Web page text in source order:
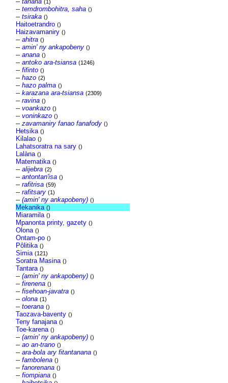
(1)
-- temdrombohitra, saha ()
-- tsiraka ()
Haitoetrandro ()
Haizavamaniry ()
-- ahitra ()
-- amin' ny ankapobeny ()
-- anana ()
-- antoko ara-tsiansa (1246)
-- fifinto ()
-- hazo (2)
-- hazo palma ()
-- karazana ara-tsiansa (2309)
-- ravina ()
-- voankazo ()
-- voninkazo ()
-- zavamaniry fanao fanafody ()
Hetsika ()
Kilalao ()
Lahatsoratra na sary ()
Lalàna ()
Matematika ()
-- alijebra (2)
-- antontan'isa ()
-- rafitrisa (59)
-- rafitsary (1)
-- (amin' ny ankapobeny) ()
Mekanika ()
Miaramila ()
Mpanonta printy, gazety ()
Olona ()
Ontam-po ()
Pôlitika ()
Simia (121)
Soratra Masina ()
Tantara ()
-- (amin' ny ankapobeny) ()
-- firenena ()
-- fisehoan-javatra ()
-- olona (1)
-- toerana ()
Taozava-baventy ()
Teny fanajana ()
Toe-karena ()
-- (amin' ny ankapobeny) ()
-- ao an-trano ()
-- ara-bola ary fitantanana ()
-- fambolena ()
-- fanorenana ()
-- fiompiana ()